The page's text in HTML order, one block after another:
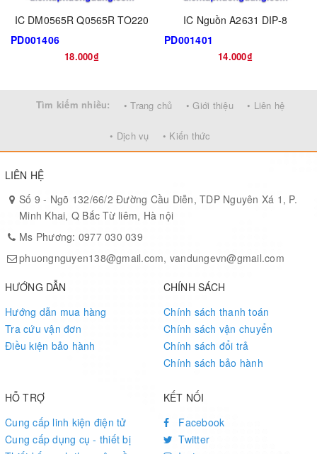
IC DM0565R Q0565R TO220
PD001406
18.000₫
IC Nguồn A2631 DIP-8
PD001401
14.000₫
Tìm kiếm nhiều: • Trang chủ • Giới thiệu • Liên hệ
• Dịch vụ • Kiến thức
LIÊN HỆ
Số 9 - Ngõ 132/66/2 Đường Cầu Diễn, TDP Nguyên Xá 1, P.
Minh Khai, Q Bắc Từ liêm, Hà nội
Ms Phương: 0977 030 039
phuongnguyen138@gmail.com, vandungevn@gmail.com
HƯỚNG DẪN
Hướng dẫn mua hàng
Tra cứu vận đơn
Điều kiện bảo hành
CHÍNH SÁCH
Chính sách thanh toán
Chính sách vận chuyển
Chính sách đổi trả
Chính sách bảo hành
HỖ TRỢ
Cung cấp linh kiện điện tử
Cung cấp dụng cụ - thiết bị
KẾT NỐI
Facebook
Twitter